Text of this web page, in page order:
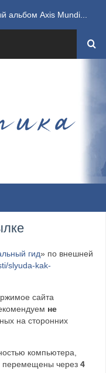
альбом Axis Mundi...
переходи...
портал Cash...
последние одиннад...
волну участ...
гид» по внешней
slyuda-kak-
сайта
не
на сторонних
компьютера,
перемещены через 4